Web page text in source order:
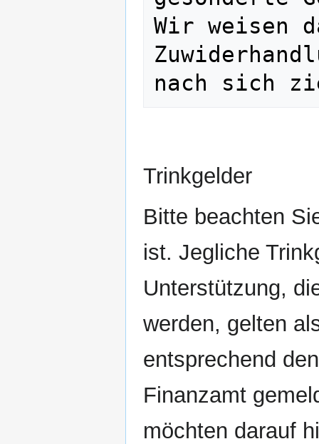
Wir weisen
Trinkgelder
Bitte beachten
ist. Jegliche
Unterstützung,
werden, gelten
entsprechend
Finanzamt
möchten darauf